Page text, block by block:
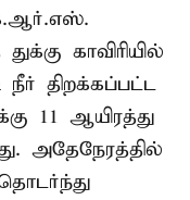
காவிரியில்
நீர் திறக்கப்பட்ட
11 ஆயிரத்து
அதேநேரத்தில்